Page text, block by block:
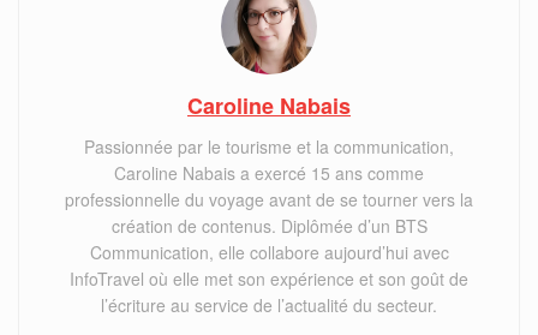
Caroline Nabais
Passionnée par le tourisme et la communication,
Caroline Nabais a exercé 15 ans comme
professionnelle du voyage avant de se tourner vers la
création de contenus. Diplômée d’un BTS
Communication, elle collabore aujourd’hui avec
InfoTravel où elle met son expérience et son goût de
l’écriture au service de l’actualité du secteur.